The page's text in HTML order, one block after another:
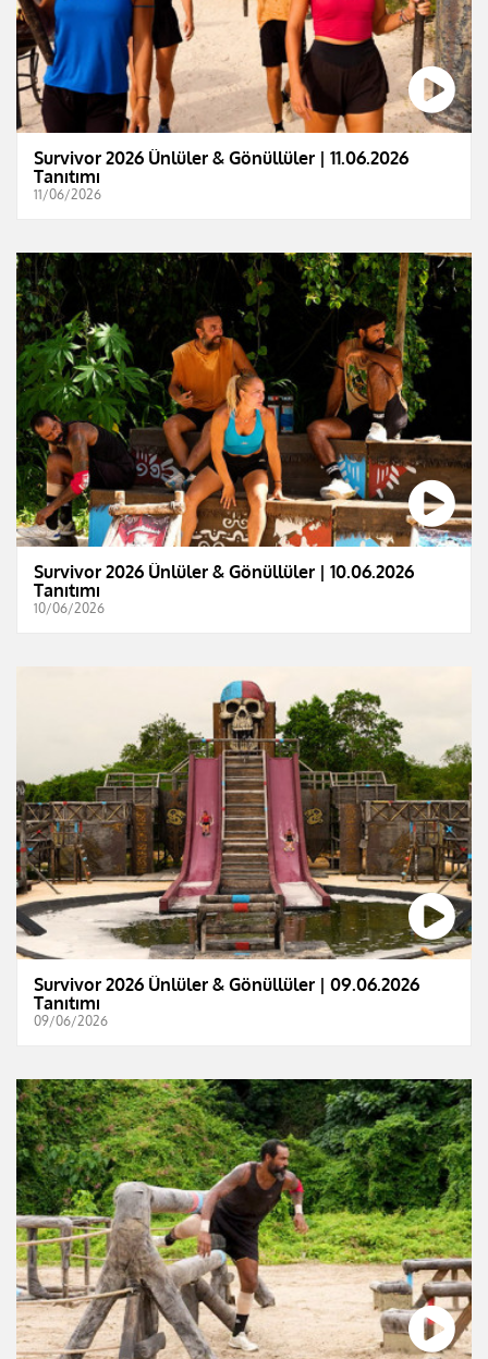
Survivor 2026 Ünlüler & Gönüllüler | 11.06.2026
Tanıtımı
11/06/2026
Survivor 2026 Ünlüler & Gönüllüler | 10.06.2026
Tanıtımı
10/06/2026
Survivor 2026 Ünlüler & Gönüllüler | 09.06.2026
Tanıtımı
09/06/2026